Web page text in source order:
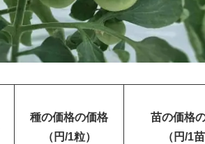
種の価格の価格
（円/1粒）
苗の価格
（円/1苗